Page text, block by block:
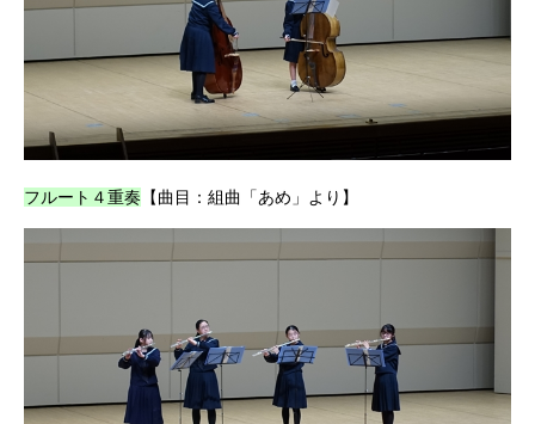
フルート４重奏 【曲目：組曲「あめ」より】